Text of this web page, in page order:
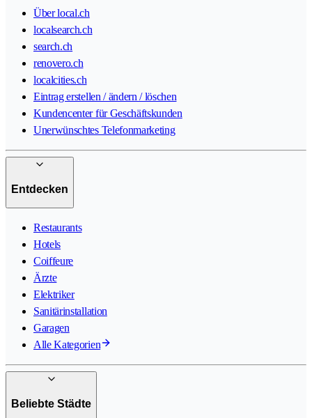
Über local.ch
localsearch.ch
search.ch
renovero.ch
localcities.ch
Eintrag erstellen / ändern / löschen
Kundencenter für Geschäftskunden
Unerwünschtes Telefonmarketing
Entdecken
Restaurants
Hotels
Coiffeure
Ärzte
Elektriker
Sanitärinstallation
Garagen
Alle Kategorien
Beliebte Städte